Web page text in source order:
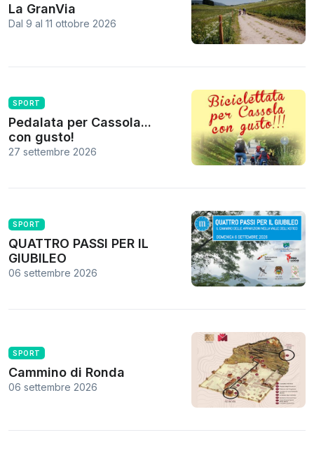
La GranVia
Dal 9 al 11 ottobre 2026
SPORT
Pedalata per Cassola...
con gusto!
27 settembre 2026
SPORT
QUATTRO PASSI PER IL
GIUBILEO
06 settembre 2026
SPORT
Cammino di Ronda
06 settembre 2026